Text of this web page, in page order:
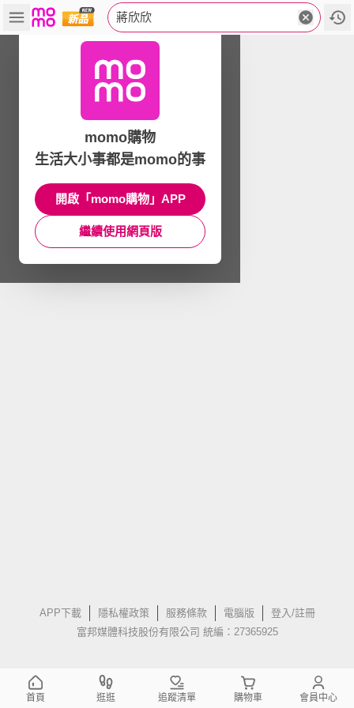
蔣欣欣
APP下載 隱私權政策 服務條款 電腦版
登入/註冊
富邦媒體科技股份有限公司 統編：27365925
momo購物
生活大小事都是momo的事
開啟「momo購物」APP
繼續使用網頁版
首頁 逛逛 追蹤清單 購物車 會員中心